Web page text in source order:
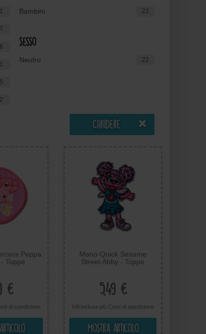
1
7
6
1
5
2
Bambini 22
sesso
Neutro 22
Chiudere
Peppa
Toppe
€
di spedizione
Mono-Quick Sesame
Street Abby - Toppe
5,5 cm
5,49 €
IVA inclusa più Costi di spedizione
Mostra articolo